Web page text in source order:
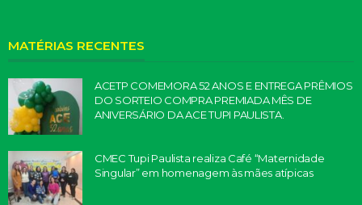
MATÉRIAS RECENTES
ACETP COMEMORA 52 ANOS E ENTREGA PRÊMIOS
DO SORTEIO COMPRA PREMIADA MÊS DE
ANIVERSÁRIO DA ACE TUPI PAULISTA.
CMEC Tupi Paulista realiza Café “Maternidade
Singular” em homenagem às mães atípicas